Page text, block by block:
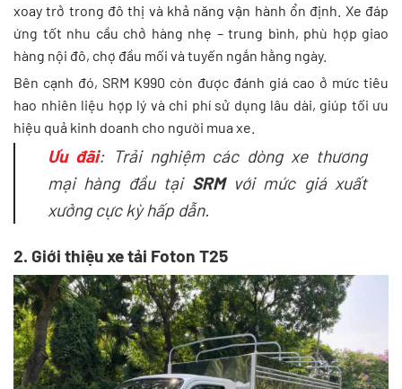
xoay trở trong đô thị và khả năng vận hành ổn định. Xe đáp
ứng tốt nhu cầu chở hàng nhẹ – trung bình, phù hợp giao
hàng nội đô, chợ đầu mối và tuyến ngắn hằng ngày.
Bên cạnh đó, SRM K990 còn được đánh giá cao ở mức tiêu
hao nhiên liệu hợp lý và chi phí sử dụng lâu dài, giúp tối ưu
hiệu quả kinh doanh cho người mua xe.
Ưu đãi: Trải nghiệm các dòng xe thương
mại hàng đầu tại SRMvới mức giá xuất
xưởng cực kỳ hấp dẫn.
2. Giới thiệu xe tải Foton T25